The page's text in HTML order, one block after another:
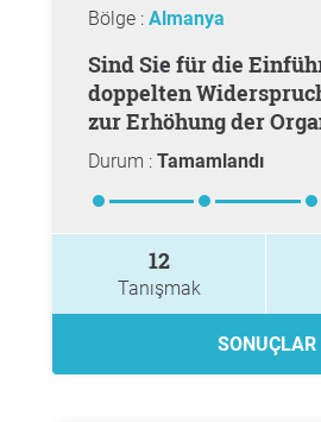
Bölge : Almanya
Sind Sie für die Einführung der
doppelten
zur Erhöhung der
Durum : Tamamlandı
12
Tanışmak
SONUÇLAR